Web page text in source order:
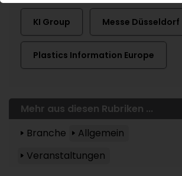
KI Group Messe Düsseldorf
Plastics Information Europe
Mehr aus diesen Rubriken ...
Branche
Allgemein
Veranstaltungen